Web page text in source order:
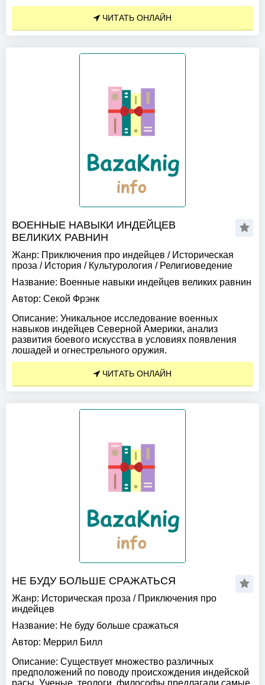
ЧИТАТЬ ОНЛАЙН
ВОЕННЫЕ НАВЫКИ ИНДЕЙЦЕВ
ВЕЛИКИХ РАВНИН
Жанр: Приключения про индейцев / Историческая
проза / История / Культурология / Религиоведение
Название: Военные навыки индейцев великих равнин
Автор: Секой Фрэнк
Описание: Уникальное исследование военных
навыков индейцев Северной Америки, анализ
развития боевого искусства в условиях появления
лошадей и огнестрельного оружия.
ЧИТАТЬ ОНЛАЙН
НЕ БУДУ БОЛЬШЕ СРАЖАТЬСЯ
Жанр: Историческая проза / Приключения про
индейцев
Название: Не буду больше сражаться
Автор: Меррил Билл
Описание: Существует множество различных
предположений по поводу происхождения индейской
расы. Ученые, теологи, философы предлагали самые